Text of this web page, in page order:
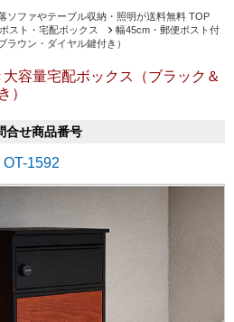
ソファやテーブル収納・照明が送料無料 TOP
スト・宅配ボックス
幅45cm・郵便ポスト付
ラウン・ダイヤル鍵付き）
容量宅配ボックス（ブラック＆
）
合せ商品番号
OT-1592